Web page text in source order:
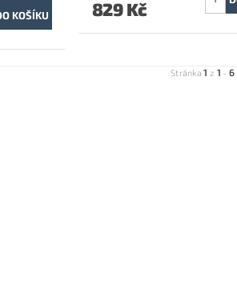
829 Kč
Stránka1 z 1 -6